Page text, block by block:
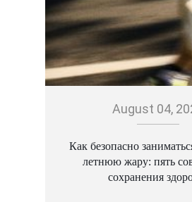
August 04,
Как безопасно
летнюю жару: пять
сохранения